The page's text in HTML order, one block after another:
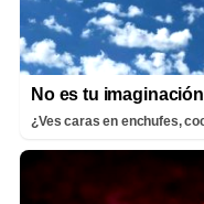
No es tu imaginación
¿Ves caras en enchufes,